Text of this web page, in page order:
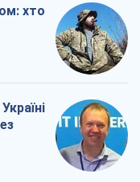
хто